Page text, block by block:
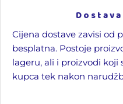
Cijena dostave zavisi od
besplatna. Postoje
lageru, ali i proizvodi koji
kupca tek nakon